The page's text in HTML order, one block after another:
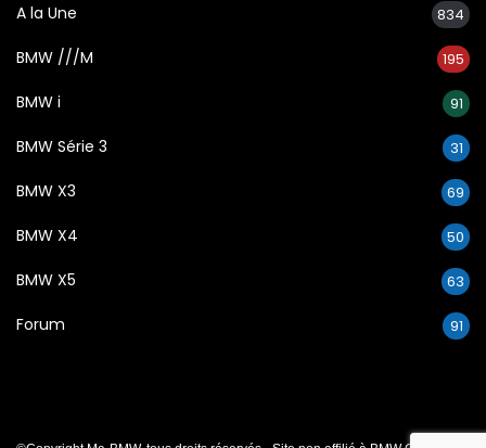
A la Une 834
BMW ///M 195
BMW i 91
BMW Série 3 31
BMW X3 69
BMW X4 50
BMW X5 63
Forum 91